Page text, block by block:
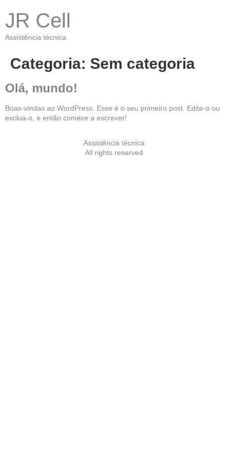
JR Cell
Assistência técnica
Categoria: Sem categoria
Olá, mundo!
Boas-vindas ao WordPress. Esse é o seu primeiro post. Edite-o ou
exclua-o, e então comece a escrever!
Assistência técnica
All rights reserved